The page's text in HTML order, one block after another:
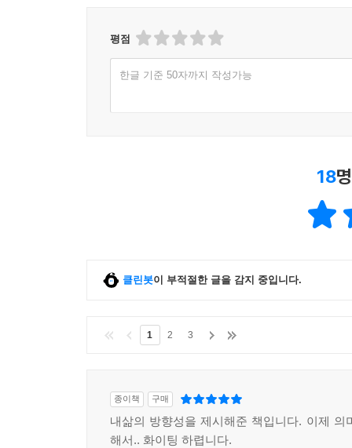
평점
한글 기준 50자까지 작성가능
18
클린봇이 부적절한 글을 감지 중입니다.
1 2 3
종이책 구매
내삶의 방향성을 제시해준 책입니다. 이제 의
해서.. 화이팅 하렵니다.